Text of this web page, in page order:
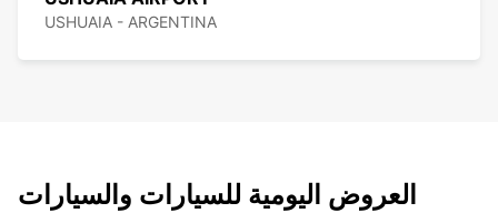
USHUAIA - ARGENTINA
العروض اليومية للسيارات والسيارات